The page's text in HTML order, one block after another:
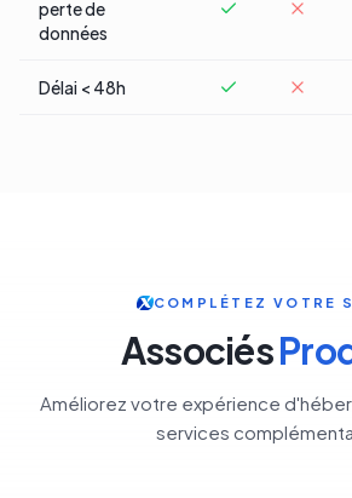
perte de
données
Délai < 48h
COMPLÉTEZ VOTRE
Associés
Améliorez votre expérience
services